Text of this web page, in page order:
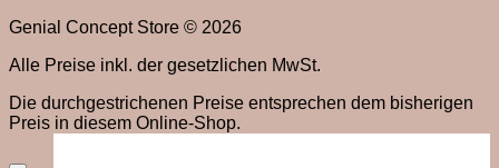
Genial Concept Store © 2026
Alle Preise inkl. der gesetzlichen MwSt.
Die durchgestrichenen Preise entsprechen dem bisherigen
Preis in diesem Online-Shop.